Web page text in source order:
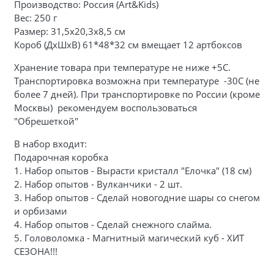
Производство: Россия (Art&Kids)
Вес: 250 г
Размер: 31,5х20,3х8,5 см
Короб (ДхШхВ) 61*48*32 см вмещает 12 артбоксов
Хранение товара при температуре не ниже +5С.
Транспортировка возможна при температуре -30С (не
более 7 дней). При транспортировке по России (кроме
Москвы) рекомендуем воспользоваться
"Обрешеткой"
В набор входит:
Подарочная коробка
1. Набор опытов - Вырасти кристалл "Елочка" (18 см)
2. Набор опытов - Вулканчики - 2 шт.
3. Набор опытов - Сделай новогодние шары со снегом
и орбизами
4. Набор опытов - Сделай снежного слайма.
5. Головоломка - Магнитный магический куб - ХИТ
СЕЗОНА!!!